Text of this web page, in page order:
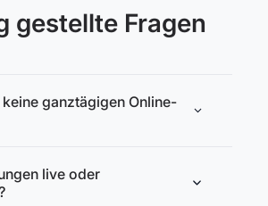
gestellte Fragen
ganztägigen Online-
live oder